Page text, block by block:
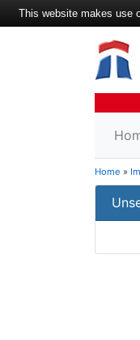
Home »
This website makes use